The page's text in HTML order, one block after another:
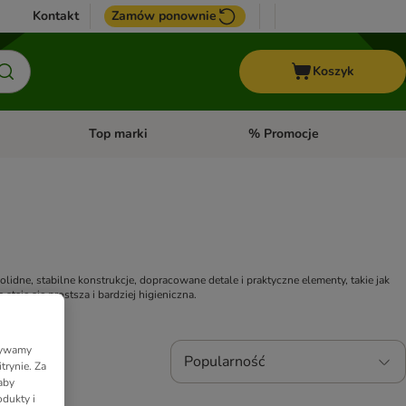
Kontakt Zamów ponownie
Koszyk
kategorii: PtakiOtwórz menu kategorii: Konie
Top marki Otwórz menu kategorii: Top
% Promocje
się prostsza i bardziej higieniczna.
Popularność
Za
i